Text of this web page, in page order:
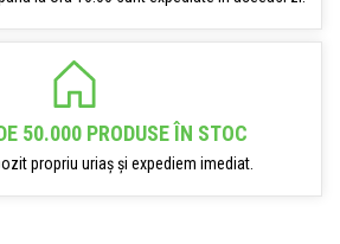
50.000 PRODUSE ÎN STOC
propriu uriaș și expediem imediat.